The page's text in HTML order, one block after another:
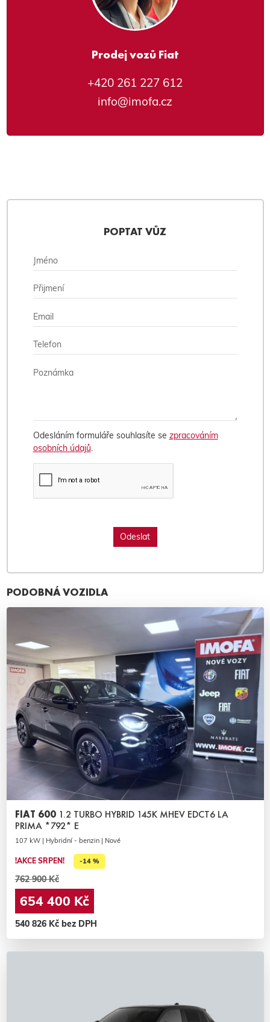
Prodej vozů Fiat
+420 261 227 612
info@imofa.cz
POPTAT VŮZ
Odesláním formuláře souhlasíte se zpracováním
osobních údajů.
PODOBNÁ VOZIDLA
FIAT 600 1.2 TURBO HYBRID 145K MHEV EDCT6 LA
PRIMA *792* E
107 kW | Hybridní - benzin | Nové
!AKCE SRPEN! -14 %
762 900 Kč
654 400 Kč
540 826 Kč bez DPH